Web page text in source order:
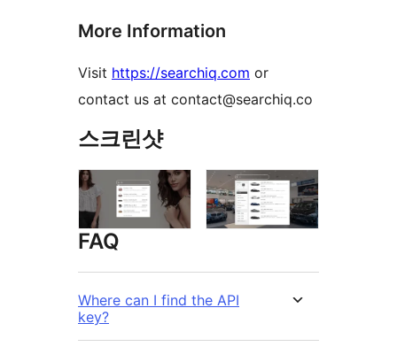
More Information
Visit https://searchiq.com or
contact us at contact@searchiq.co
스크린샷
FAQ
Where can I find the API
key?